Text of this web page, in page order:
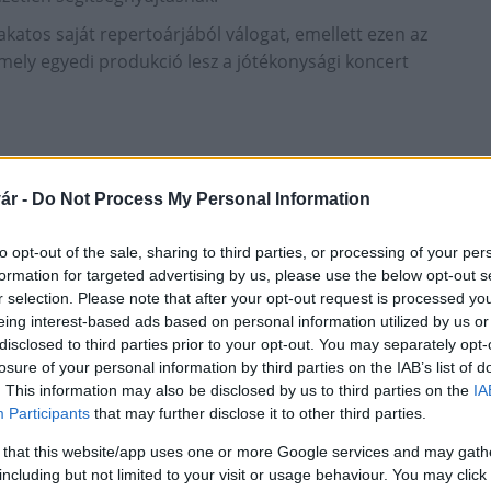
- Do Not Process My Personal Information
opt-out of the sale, sharing to third parties, or processing of your
for targeted advertising by us, please use the below opt-out
selection. Please note that after your opt-out request is processed
interest-based ads based on personal information utilized by us
to third parties prior to your opt-out. You may separately
of your personal information by third parties on the IAB’s list of
This information may also be disclosed by us to third parties on the
Participants that may further disclose it to other third parties.
that this website/app uses one or more Google services and may
but not limited to your visit or usage behaviour. You may
saját repertoárjából válogat, emellett ezen az
egyedi produkció lesz a jótékonysági koncert
egész területéről bárki hozzájárulhat a
pedig további három kategóriából választhat az
helyszínén: Szeged, Felső Tisza-part 2.